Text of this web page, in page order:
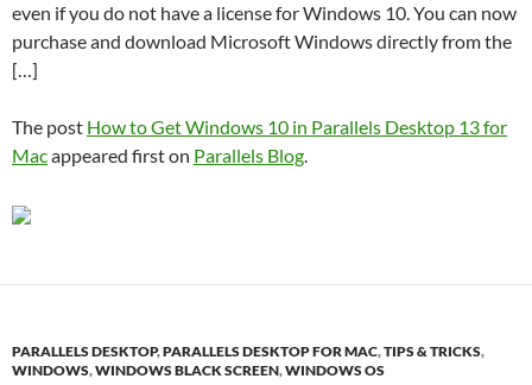
even if you do not have a license for Windows 10. You can now
purchase and download Microsoft Windows directly from the
[…]
The post How to Get Windows 10 in Parallels Desktop 13 for
Macappeared first on Parallels Blog.
PARALLELS DESKTOP,PARALLELS DESKTOP FOR MAC,TIPS & TRICKS,
WINDOWS,WINDOWS BLACK SCREEN,WINDOWS OS